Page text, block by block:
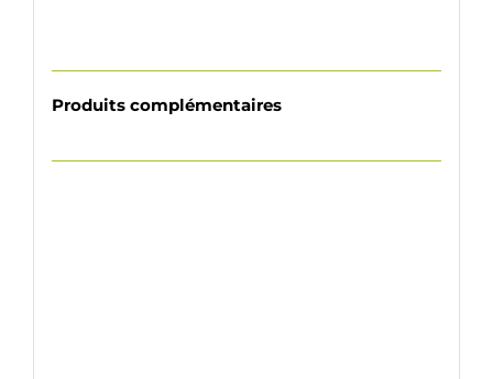
Produits complémentaires